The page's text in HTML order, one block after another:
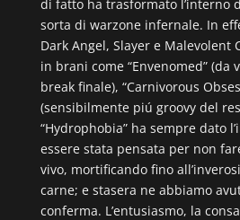
di fatto ha trasformato l’interno
sorta di warzone infernale. In
Dark Angel, Slayer e Malevolent
in brani come “Envenomed” (da
break finale), “Carnivorous
(sensibilmente piú groovy del
“Hydrophobia” ha sempre dato
essere stata pensata per non
vivo, mortificando fino
carne; e stasera ne abbiamo
conferma. L’entusiasmo, la